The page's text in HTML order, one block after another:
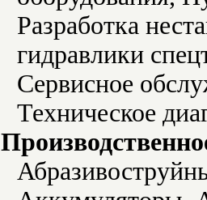
Разработка
гидравлики
Сервисное
Техническое